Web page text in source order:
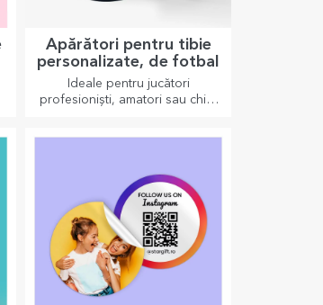
personalizat, cu nume sau
poză, el poate ajunge
preferatul tău!
Apărători pentru tibie
personalizate, de fotbal